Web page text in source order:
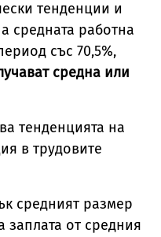
тенденции и
средната работна
със 70,5%,
средна или
тенденцията на
в трудовите
средният размер
заплата от средния